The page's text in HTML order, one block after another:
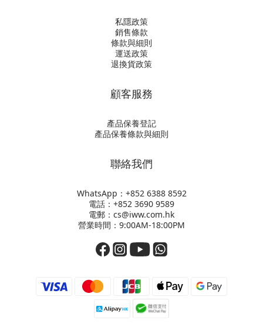
私隱政策
銷售條款
條款與細則
運送政策
退換貨政策
顧客服務
產品保養登記
產品保養條款與細則
聯絡我們
WhatsApp：+852 6388 8592
電話：+852 3690 9589
電郵：cs@iww.com.hk
營業時間：9:00AM-18:00PM